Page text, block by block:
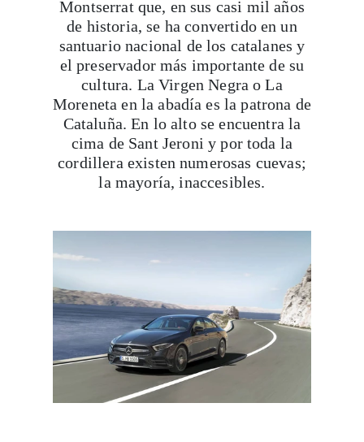
Montserrat que, en sus casi mil años
de historia, se ha convertido en un
santuario nacional de los catalanes y
el preservador más importante de su
cultura. La Virgen Negra o La
Moreneta en la abadía es la patrona de
Cataluña. En lo alto se encuentra la
cima de Sant Jeroni y por toda la
cordillera existen numerosas cuevas;
la mayoría, inaccesibles.